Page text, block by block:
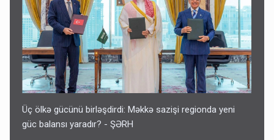
Üç ölkə gücünü birləşdirdi: Məkkə sazişi regionda yeni
güc balansı yaradır? - ŞƏRH